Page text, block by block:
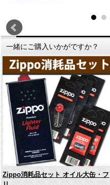
一緒にご購入いかがですか？
Zippo消耗品セット オイル大缶・フ